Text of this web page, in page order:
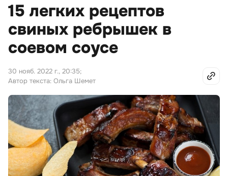
15 легких рецептов
свиных ребрышек в
соевом соусе
30 нояб. 2022 г., 20:35;
Автор текста: Ольга Шемет